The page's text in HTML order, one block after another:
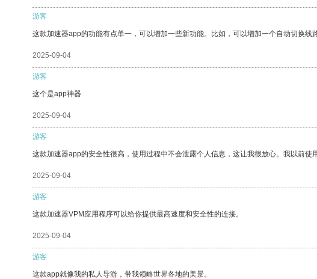
游客
这款加速器app的功能有点单一，可以增加一些新功能。比如，可以增加一个自动切换
2025-09-04
游客
这个是app神器
2025-09-04
游客
这款加速器app的安全性很高，使用过程中不会泄露个人信息，这让我很放心。我以前
2025-09-04
游客
这款加速器VPM应用程序可以给你提供最高速度和安全性的连接。
2025-09-04
游客
这款app就像我的私人导游，带我领略世界各地的美景。